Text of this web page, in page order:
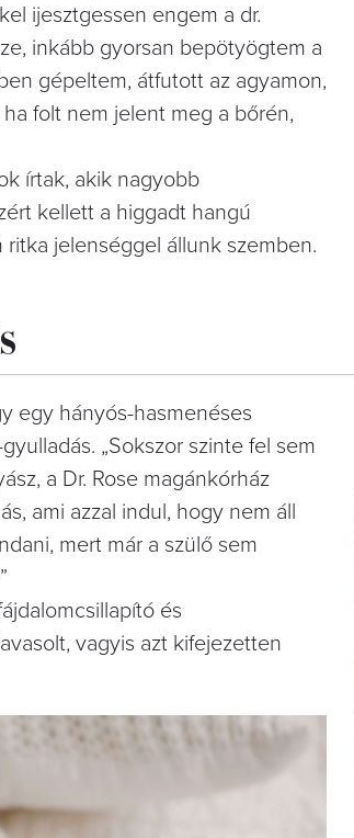
ijesztgessen engem a dr.
inkább gyorsan bepötyögtem a
gépeltem, átfutott az agyamon,
folt nem jelent meg a bőrén,
írtak, akik nagyobb
kellett a higgadt hangú
jelenséggel állunk szemben.
egy hányós-hasmenéses
„Sokszor szinte fel sem
a Dr. Rose magánkórház
ami azzal indul, hogy nem áll
mert már a szülő sem
és
vagyis azt kifejezetten